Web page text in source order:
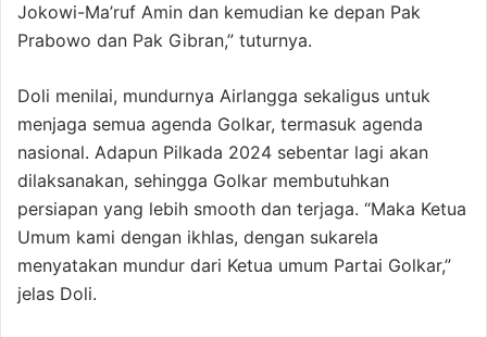
Jokowi-Ma’ruf Amin dan kemudian ke depan Pak
Prabowo dan Pak Gibran,” tuturnya.
Doli menilai, mundurnya Airlangga sekaligus untuk
menjaga semua agenda Golkar, termasuk agenda
nasional. Adapun Pilkada 2024 sebentar lagi akan
dilaksanakan, sehingga Golkar membutuhkan
persiapan yang lebih smooth dan terjaga. “Maka Ketua
Umum kami dengan ikhlas, dengan sukarela
menyatakan mundur dari Ketua umum Partai Golkar,”
jelas Doli.